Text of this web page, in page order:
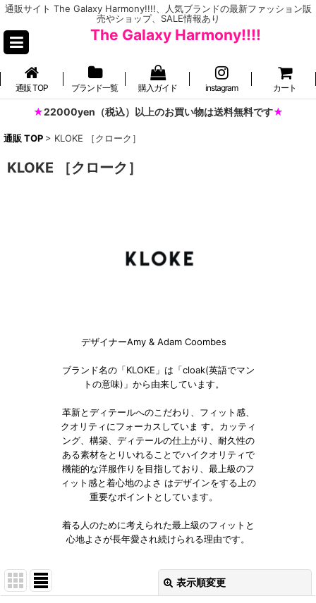
通販サイト The Galaxy Harmony!!!!、人気ブランドの最新ファッション販
売やショップ、SALE情報あり
The Galaxy Harmony!!!!
通販 TOP ブランド一覧 購入ガイド instagram カート
22000yen（税込）以上のお買い物は送料無料です
通販 TOP > KLOKE ［クローク］
KLOKE ［クローク］
デザイナーAmy & Adam Coombes
ブランド名の「KLOKE」は「cloak(英語でマン
トの意味)」から由来しています。
革新とディテールへのこだわり、フィット感、
クオリティにフォーカスしていま す。カッティ
ング、構築、ディテールの仕上がり、耐久性の
ある素材をとりいれることでハイクオリティで
機能的な洋服作りを目指しており、最上級のフ
ィット感と着心地のよさ はデザインをする上の
重要なポイントとしています。
着る人のために考えられた最上級のフィットと
心地よさが長年愛され続けられる理由です。
表示順変更